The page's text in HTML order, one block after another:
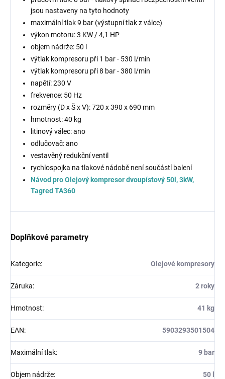
jsou nastaveny na tyto hodnoty
maximální tlak 9 bar (výstupní tlak z válce)
výkon motoru: 3 KW / 4,1 HP
objem nádrže: 50 l
výtlak kompresoru při 1 bar - 530 l/min
výtlak kompresoru při 8 bar - 380 l/min
napětí: 230 V
frekvence: 50 Hz
rozměry (D x Š x V): 720 x 390 x 690 mm
hmotnost: 40 kg
litinový válec: ano
odlučovač: ano
vestavěný redukční ventil
rychlospojka na tlakové nádobě není součástí balení
Návod pro Olejový kompresor dvoupístový 50l, 3kW,
Tagred TA360
Doplňkové parametry
Kategorie: Olejové kompresory
Záruka: 2 roky
Hmotnost: 41 kg
EAN: 5903293501504
Maximální tlak: 9 bar
Objem nádrže: 50 l